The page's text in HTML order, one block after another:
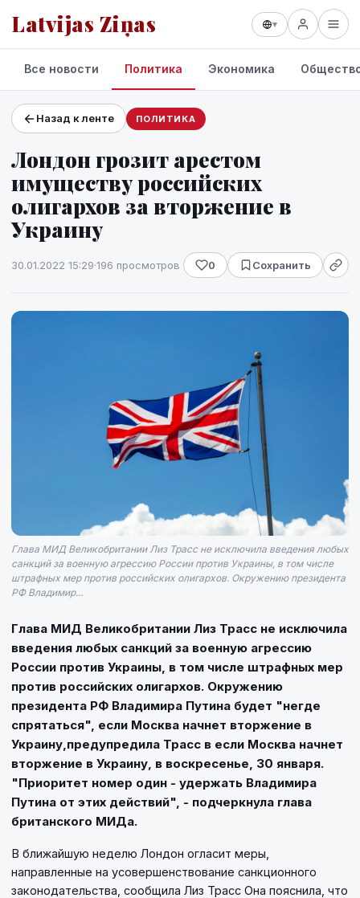
Latvijas Ziņas ▾
Проекты и сервисы
Прогноз погоды
Все новости Политика Экономика
Назад к ленте ПОЛИТИКА
Лондон грозит арестом
имуществу российских
олигархов за вторжение в
Украину
30.01.2022 15:29·196 просмотров 0 Сохранить
Глава МИД Великобритании Лиз Трасс не исключила введения любых
санкций за военную агрессию России против Украины, в том числе
штрафных мер против российских олигархов. Окружению президента
РФ Владимир...
Глава МИД Великобритании Лиз Трасс не исключила
введения любых санкций за военную агрессию
России против Украины, в том числе штрафных мер
против российских олигархов. Окружению
президента РФ Владимира Путина будет "негде
спрятаться", если Москва начнет вторжение в
Украину,предупредила Трасс в если Москва начнет
вторжение в Украину, в воскресенье, 30 января.
"Приоритет номер один - удержать Владимира
Путина от этих действий", - подчеркнула глава
британского МИДа.
В ближайшую неделю Лондон огласит меры,
направленные на усовершенствование санкционного
законодательства, сообщила Лиз Трасс Она пояснила, что